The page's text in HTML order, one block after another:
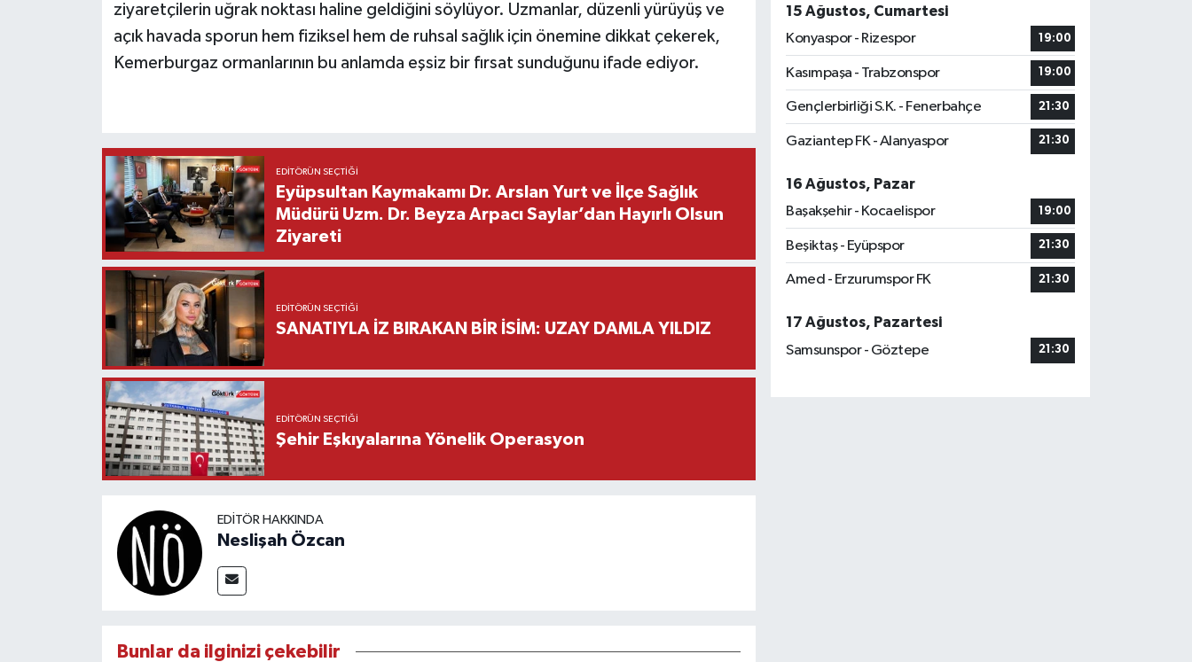
ziyaretçilerin uğrak noktası haline geldiğini söylüyor. Uzmanlar, düzenli yürüyüş ve
açık havada sporun hem fiziksel hem de ruhsal sağlık için önemine dikkat çekerek,
Kemerburgaz ormanlarının bu anlamda eşsiz bir fırsat sunduğunu ifade ediyor.
EDITÖRÜN SEÇTIĞI
Eyüpsultan Kaymakamı Dr. Arslan Yurt ve İlçe Sağlık
Müdürü Uzm. Dr. Beyza Arpacı Saylar’dan Hayırlı Olsun
Ziyareti
EDITÖRÜN SEÇTIĞI
SANATIYLA İZ BIRAKAN BİR İSİM: UZAY DAMLA YILDIZ
EDITÖRÜN SEÇTIĞI
Şehir Eşkıyalarına Yönelik Operasyon
EDITÖR HAKKINDA
Neslişah Özcan
Bunlar da ilginizi çekebilir
15 Ağustos, Cumartesi
Konyaspor - Rizespor
19:00
Kasımpaşa - Trabzonspor 19:00
Gençlerbirliği S.K. - Fenerbahçe 21:30
Gaziantep FK - Alanyaspor 21:30
16 Ağustos, Pazar
Başakşehir - Kocaelispor
19:00
Beşiktaş - Eyüpspor 21:30
Amed - Erzurumspor FK 21:30
17 Ağustos, Pazartesi
Samsunspor - Göztepe
21:30